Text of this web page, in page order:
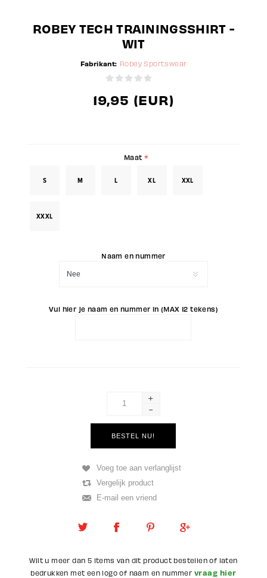
ROBEY TECH TRAININGSSHIRT -
WIT
Fabrikant: Robey Sportswear
19,95 (EUR)
Maat *
S M L XL XXL
XXXL
Naam en nummer
Vul hier je naam en nummer in (MAX 12 tekens)
+
-
Wilt u meer dan 5 items van dit product bestellen of laten
bedrukken met een logo of naam en nummer vraag hier